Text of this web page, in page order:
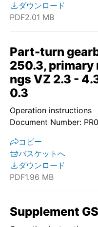
ダウンロード
PDF2.01 MB
Part-turn
250.3, primary
ngs VZ 2.3 -
0.3
Operation instructions
Document Number:
コピー
バスケットへ
ダウンロード
PDF1.96 MB
Supplement